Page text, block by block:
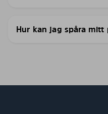
Hur kan jag spåra mitt